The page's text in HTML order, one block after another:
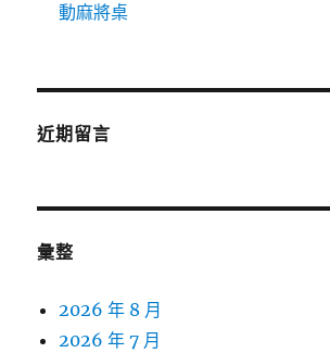
動麻將桌
近期留言
彙整
2026 年 8 月
2026 年 7 月